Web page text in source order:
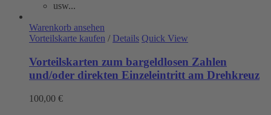
usw...
Warenkorb ansehen
Vorteilskarte kaufen / Details Quick View
Vorteilskarten zum bargeldlosen Zahlen
und/oder direkten Einzeleintritt am Drehkreuz
100,00 €